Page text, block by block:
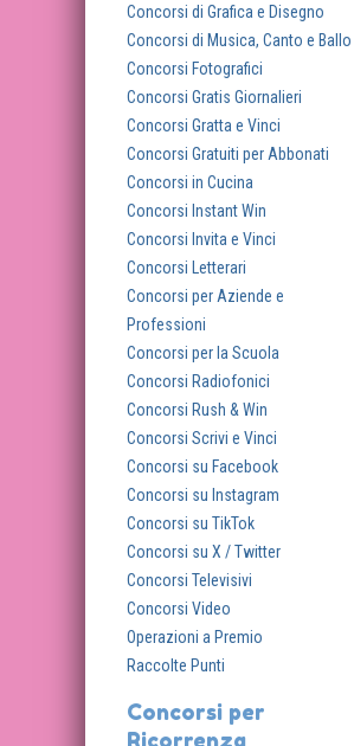
Concorsi di Grafica e Disegno
Concorsi di Musica, Canto e Ballo
Concorsi Fotografici
Concorsi Gratis Giornalieri
Concorsi Gratta e Vinci
Concorsi Gratuiti per Abbonati
Concorsi in Cucina
Concorsi Instant Win
Concorsi Invita e Vinci
Concorsi Letterari
Concorsi per Aziende e
Professioni
Concorsi per la Scuola
Concorsi Radiofonici
Concorsi Rush & Win
Concorsi Scrivi e Vinci
Concorsi su Facebook
Concorsi su Instagram
Concorsi su TikTok
Concorsi su X / Twitter
Concorsi Televisivi
Concorsi Video
Operazioni a Premio
Raccolte Punti
Concorsi per
Ricorrenza